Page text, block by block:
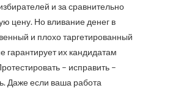
и за сравнительно
цену. Но вливание денег в
и плохо таргетированный
гарантирует их кандидатам
– исправить –
Даже если ваша работа